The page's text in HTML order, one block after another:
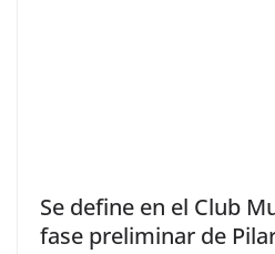
Se define en el Club
fase preliminar de